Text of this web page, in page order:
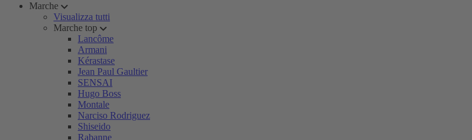
Marche
Visualizza tutti
Marche top
Lancôme
Armani
Kérastase
Jean Paul Gaultier
SENSAI
Hugo Boss
Montale
Narciso Rodriguez
Shiseido
Rabanne